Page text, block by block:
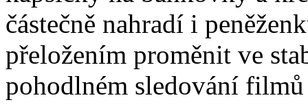
částečně nahradí i
přeložením proměnit ve
pohodlném sledování